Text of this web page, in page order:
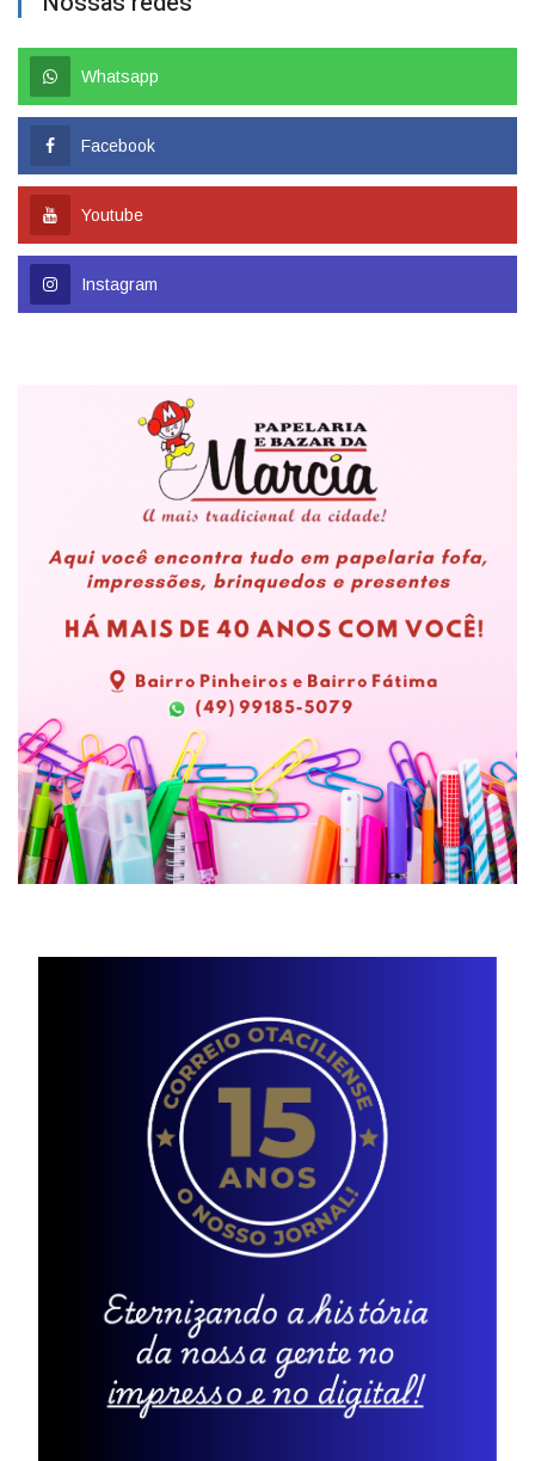
Whatsapp
Facebook
Youtube
Instagram